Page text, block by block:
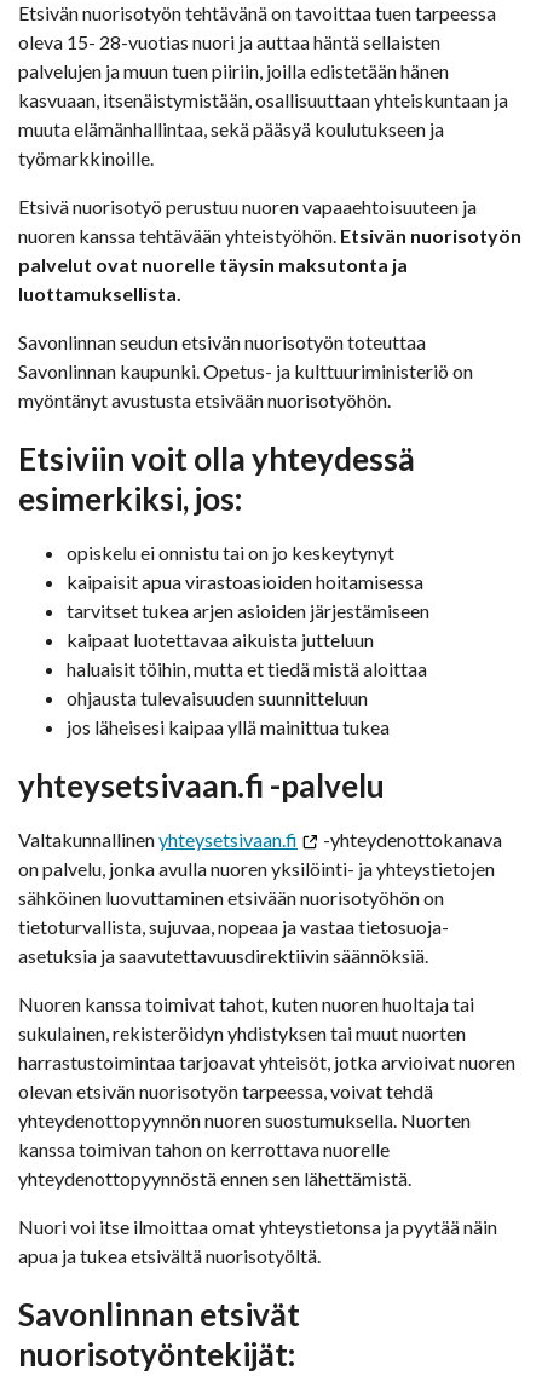
Etsivän nuorisotyön tehtävänä on tavoittaa tuen tarpeessa
oleva 15- 28-vuotias nuori ja auttaa häntä sellaisten
palvelujen ja muun tuen piiriin, joilla edistetään hänen
kasvuaan, itsenäistymistään, osallisuuttaan yhteiskuntaan ja
muuta elämänhallintaa, sekä pääsyä koulutukseen ja
työmarkkinoille.
Etsivä nuorisotyö perustuu nuoren vapaaehtoisuuteen ja
nuoren kanssa tehtävään yhteistyöhön. Etsivän nuorisotyön
palvelut ovat nuorelle täysin maksutonta ja
luottamuksellista.
Savonlinnan seudun etsivän nuorisotyön toteuttaa
Savonlinnan kaupunki. Opetus- ja kulttuuriministeriö on
myöntänyt avustusta etsivään nuorisotyöhön.
Etsiviin voit olla yhteydessä
esimerkiksi, jos:
opiskelu ei onnistu tai on jo keskeytynyt
kaipaisit apua virastoasioiden hoitamisessa
tarvitset tukea arjen asioiden järjestämiseen
kaipaat luotettavaa aikuista jutteluun
haluaisit töihin, mutta et tiedä mistä aloittaa
ohjausta tulevaisuuden suunnitteluun
jos läheisesi kaipaa yllä mainittua tukea
yhteysetsivaan.fi -palvelu
Valtakunnallinenyhteysetsivaan.fi
-yhteydenottokanava
on palvelu, jonka avulla nuoren yksilöinti- ja yhteystietojen
sähköinen luovuttaminen etsivään nuorisotyöhön on
tietoturvallista, sujuvaa, nopeaa ja vastaa tietosuoja-
asetuksia ja saavutettavuusdirektiivin säännöksiä.
Nuoren kanssa toimivat tahot, kuten nuoren huoltaja tai
sukulainen, rekisteröidyn yhdistyksen tai muut nuorten
harrastustoimintaa tarjoavat yhteisöt, jotka arvioivat nuoren
olevan etsivän nuorisotyön tarpeessa, voivat tehdä
yhteydenottopyynnön nuoren suostumuksella. Nuorten
kanssa toimivan tahon on kerrottava nuorelle
yhteydenottopyynnöstä ennen sen lähettämistä.
Nuori voi itse ilmoittaa omat yhteystietonsa ja pyytää näin
apua ja tukea etsivältä nuorisotyöltä.
Savonlinnan etsivät
nuorisotyöntekijät: